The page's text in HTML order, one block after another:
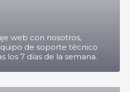
web con nosotros,
de soporte técnico
los 7 días de la semana.